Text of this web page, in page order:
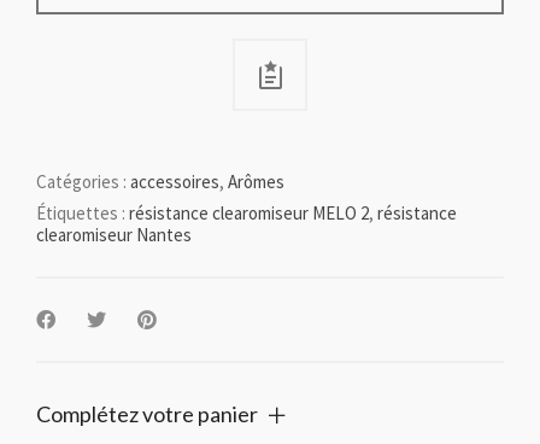
Catégories : accessoires, Arômes
Étiquettes : résistance clearomiseur MELO 2, résistance
clearomiseur Nantes
Complétez votre panier